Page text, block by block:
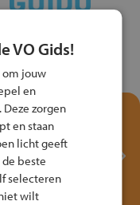
met het
Verkeersspel
fiets!
VO Gids!
om jouw
en
zorgen
en staan
licht geeft
beste
selecteren
wilt